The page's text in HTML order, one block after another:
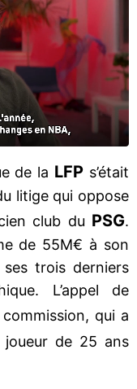
de la LFP s’était
litige qui oppose
club du PSG.
de 55M€ à son
trois derniers
L’appel de
qui a
de 25 ans